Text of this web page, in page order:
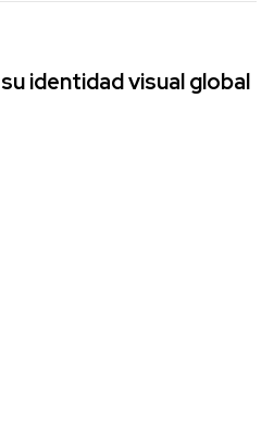
identidad visual global